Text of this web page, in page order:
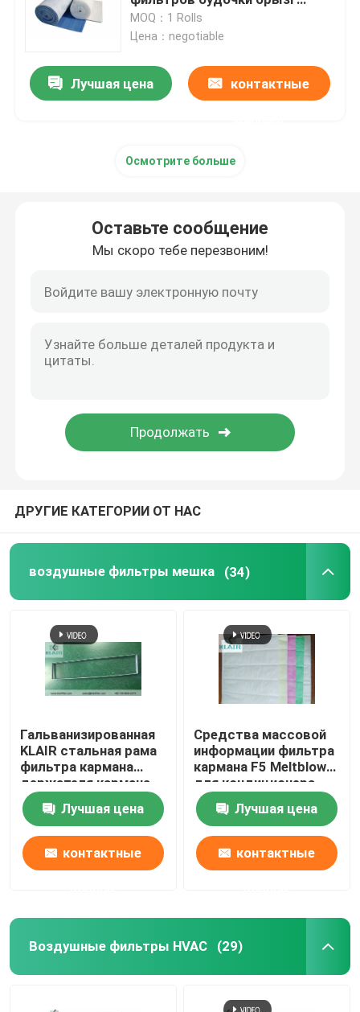
Блок фильтра ФФУ вентилятора
Ливень воздуха чистой комнаты
высокотемпературный воздушный фильтр
плиссированные воздушные фильтры
фильтры очистителя воздуха
коробка пропуска
материальный для Пре
фильтра
MOQ：1 Rolls
Цена：negotiable
Лучшая цена контактные
Осмотрите больше
Оставьте сообщение
Мы скоро тебе перезвоним!
ДРУГИЕ КАТЕГОРИИ ОТ НАС
воздушные фильтры мешка (34)
Гальванизированная
KLAIR стальная рама
фильтра кармана
держателя кармана
воздушного фильтра
сумки Лучшая цена
контактные
Средства массовой
информации фильтра
кармана F5 Meltblown
для кондиционера
HVAC
Лучшая цена
контактные
Воздушные фильтры HVAC (29)